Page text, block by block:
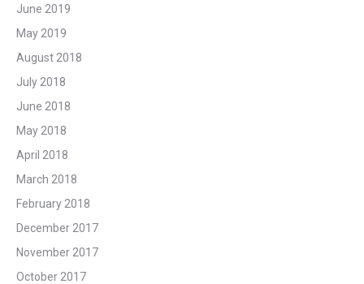
June 2019
May 2019
August 2018
July 2018
June 2018
May 2018
April 2018
March 2018
February 2018
December 2017
November 2017
October 2017